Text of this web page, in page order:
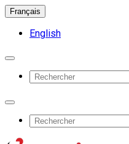
Français
English